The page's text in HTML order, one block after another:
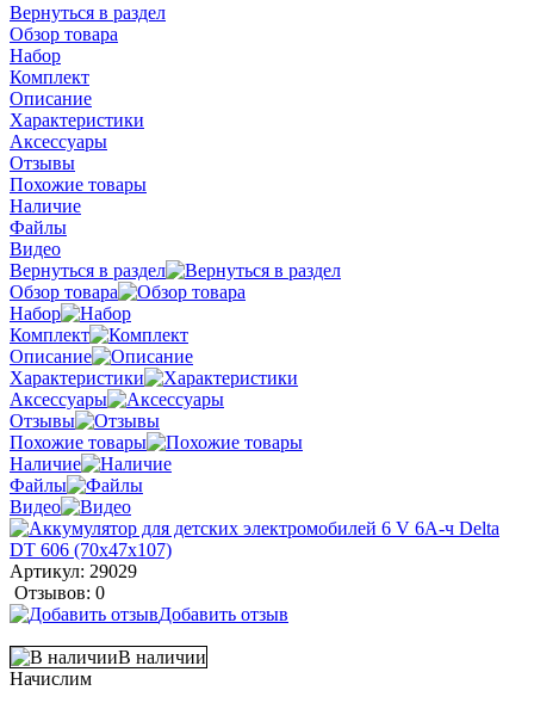
Вернуться в раздел
Обзор товара
Набор
Комплект
Описание
Характеристики
Аксессуары
Отзывы
Похожие товары
Наличие
Файлы
Видео
Вернуться в раздел
Обзор товара
Набор
Комплект
Описание
Характеристики
Аксессуары
Отзывы
Похожие товары
Наличие
Файлы
Видео
Артикул: 29029
Отзывов: 0
Добавить отзыв
В наличии
Начислим